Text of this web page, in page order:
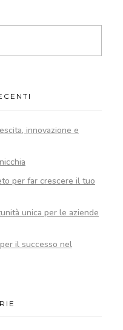
innovazione e
per far crescere il tuo
unica per le aziende
il successo nel